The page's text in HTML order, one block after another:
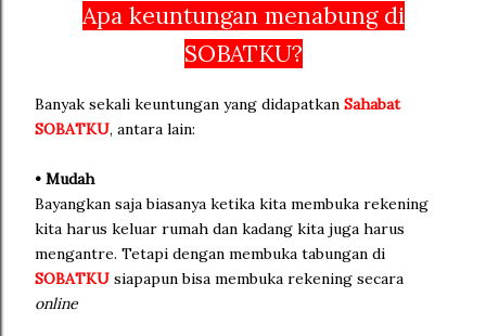
Apa keuntungan menabung di
SOBATKU?
Banyak sekali keuntungan yang didapatkan Sahabat
SOBATKU, antara lain:
• Mudah
Bayangkan saja biasanya ketika kita membuka rekening
kita harus keluar rumah dan kadang kita juga harus
mengantre. Tetapi dengan membuka tabungan di
SOBATKU siapapun bisa membuka rekening secara
online